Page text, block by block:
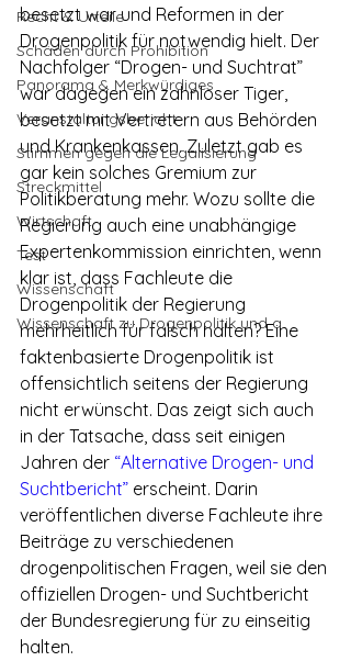
Recht & Urteile
Schäden durch Prohibition
Panorama & Merkwürdiges
Veranstaltungsbericht
Stimmen gegen die Legalisierung
Streckmittel
Wirtschaft
Test
Wissenschaft
Wissenschaft zu Drogenpolitik und a
besetzt war und Reformen in der
Drogenpolitik für notwendig hielt. Der
Nachfolger “Drogen- und Suchtrat”
war dagegen ein zahnloser Tiger,
besetzt mit Vertretern aus Behörden
und Krankenkassen. Zuletzt gab es
gar kein solches Gremium zur
Politikberatung mehr. Wozu sollte die
Regierung auch eine unabhängige
Expertenkommission einrichten, wenn
klar ist, dass Fachleute die
Drogenpolitik der Regierung
mehrheitlich für falsch halten? Eine
faktenbasierte Drogenpolitik ist
offensichtlich seitens der Regierung
nicht erwünscht. Das zeigt sich auch
in der Tatsache, dass seit einigen
Jahren der “Alternative Drogen- und
Suchtbericht” erscheint. Darin
veröffentlichen diverse Fachleute ihre
Beiträge zu verschiedenen
drogenpolitischen Fragen, weil sie den
offiziellen Drogen- und Suchtbericht
der Bundesregierung für zu einseitig
halten.